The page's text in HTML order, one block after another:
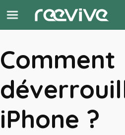
Comment
iPhone ?